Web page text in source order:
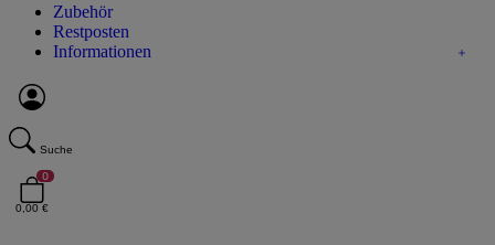
Zubehör
Restposten
Informationen
Suche
0
0,00 €